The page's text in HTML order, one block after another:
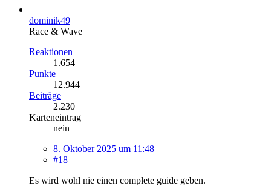
dominik49
Race & Wave
Reaktionen
1.654
Punkte
12.944
Beiträge
2.230
Karteneintrag
nein
8. Oktober 2025 um 11:48
#18
Es wird wohl nie einen complete guide geben.